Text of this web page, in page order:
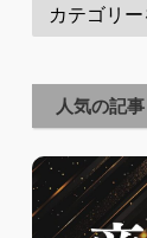
人気の記事